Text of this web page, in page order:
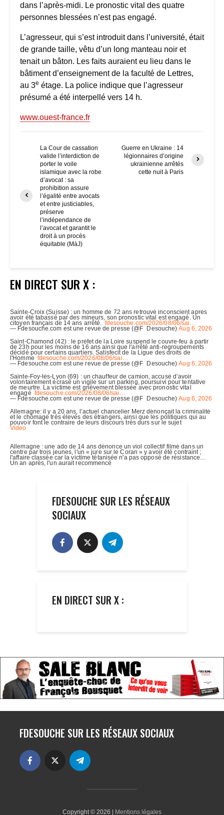
dans l’après-midi. Le pronostic vital des quatre
personnes blessées n’est pas engagé.
L’agresseur, qui s’est introduit dans l’université, était
de grande taille, vêtu d’un long manteau noir et
tenait un bâton. Les faits auraient eu lieu dans le
bâtiment d’enseignement de la faculté de Lettres,
au 3e étage. La police indique que l’agresseur
présumé a été interpellé vers 14 h.
www.ouest-france.fr
La Cour de cassation
valide l’interdiction de
porter le voile
islamique avec la robe
d’avocat : sa
prohibition assure
l’égalité entre avocats
et entre justiciables,
préserve
l’indépendance de
l’avocat et garantit le
droit à un procès
équitable (MàJ)
Guerre en Ukraine : 14
légionnaires d’origine
ukrainienne arrêtés
cette nuit à Paris
EN DIRECT SUR X :
FDESOUCHE SUR LES RÉSEAUX
SOCIAUX
EN DIRECT SUR X :
FDESOUCHE SUR LES RÉSEAUX SOCIAUX
Copyright © 2026 | Mentions légales